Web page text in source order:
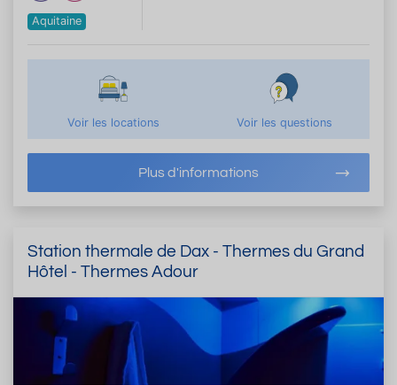
Aquitaine
Voir les locations Voir les questions
Plus d'informations
Station thermale de Dax - Thermes du Grand
Hôtel - Thermes Adour